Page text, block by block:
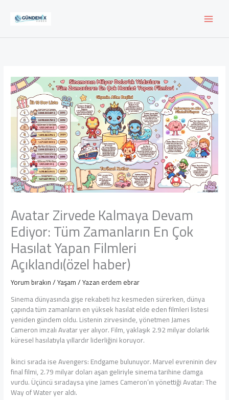
Avatar Zirvede Kalmaya Devam
Ediyor: Tüm Zamanların En Çok
Hasılat Yapan Filmleri
Açıklandı(özel haber)
Yorum bırakın/Yaşam/ Yazanerdem ebrar
Sinema dünyasında gişe rekabeti hız kesmeden sürerken, dünya
çapında tüm zamanların en yüksek hasılat elde eden filmleri listesi
yeniden gündem oldu. Listenin zirvesinde, yönetmen James
Cameron imzalı Avatar yer alıyor. Film, yaklaşık 2.92 milyar dolarlık
küresel hasılatıyla yıllardır liderliğini koruyor.
İkinci sırada ise Avengers: Endgame bulunuyor. Marvel evreninin dev
final filmi, 2.79 milyar doları aşan geliriyle sinema tarihine damga
vurdu. Üçüncü sıradaysa yine James Cameron’ın yönettiği Avatar: The
Way of Water yer aldı.